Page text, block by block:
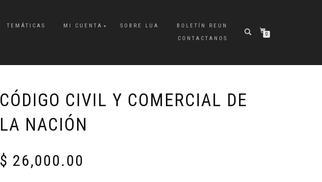
TEMÁTICAS MI CUENTA SOBRE LUA
BOLETÍN REUN
CONTACTANOS
0
CÓDIGO CIVIL Y COMERCIAL DE
LA NACIÓN
$ 26,000.00